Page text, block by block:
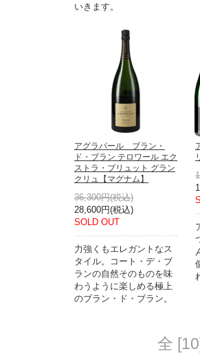
いきます。
アグラパール ブラン・
ド・ブラン テロワール エク
ストラ・ブリュット グラン
クリュ【マグナム】
36,300円(税込)
28,600円(税込)
SOLD OUT
力強くもエレガントなス
タイル。コート・デ・ブ
ランの自然そのものを味
わうように楽しめる極上
のブラン・ド・ブラン。
全